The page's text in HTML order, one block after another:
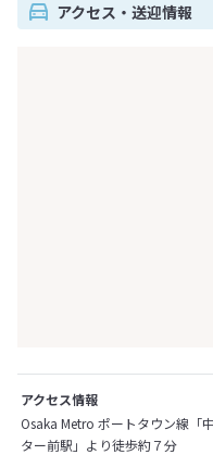
アクセス・送迎情報
アクセス情報
Osaka Metro ポートタウン線「
ター前駅」より徒歩約７分